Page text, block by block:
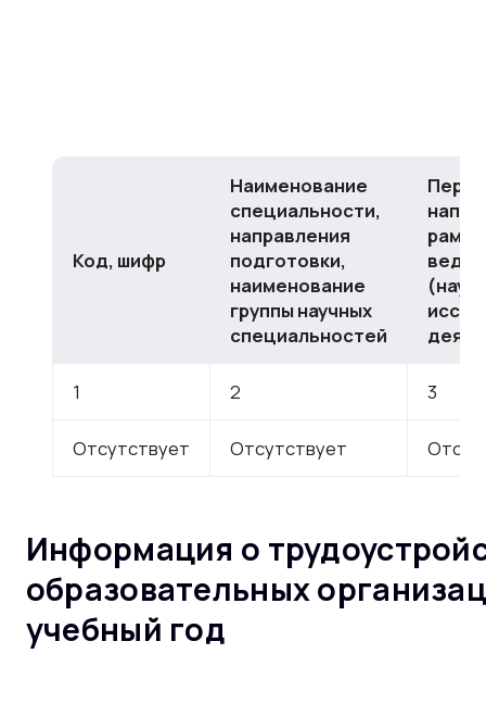
Код, шифр
Наименование
специальности,
направления
подготовки,
наименование
группы научных
специальностей
1 2 3
Отсутствует Отсутствует
Информация о
образовательных
учебный год